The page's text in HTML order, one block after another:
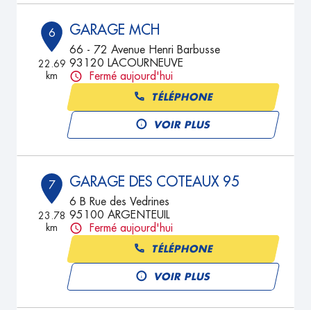
6
22.69
km
GARAGE MCH
66 - 72 Avenue Henri Barbusse
93120 LACOURNEUVE
Fermé aujourd'hui
TÉLÉPHONE
VOIR PLUS
7
23.78
km
GARAGE DES COTEAUX 95
6 B Rue des Vedrines
95100 ARGENTEUIL
Fermé aujourd'hui
TÉLÉPHONE
VOIR PLUS